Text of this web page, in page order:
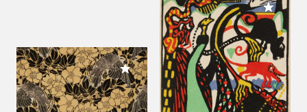
Meiner Sammlung hinzufügen
Meiner